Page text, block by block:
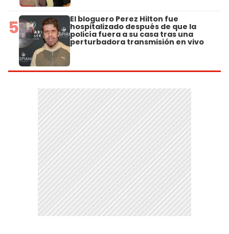
5 El bloguero Perez Hilton fue
hospitalizado después de que la
policía fuera a su casa tras una
perturbadora transmisión en vivo